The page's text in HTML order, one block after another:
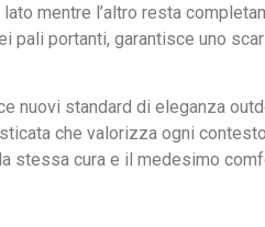
mentre l’altro resta
portanti, garantisce uno
nuovi standard di eleganza
che valorizza ogni
stessa cura e il medesimo